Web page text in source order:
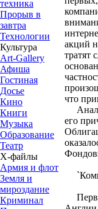
техника
Прорыв в
завтра
Технологии
Культура
Art-Gallery
Афиша
Гостиная
Досье
Кино
Книги
Музыка
Образование
Театр
Х-файлы
Армия и флот
Земля и
мироздание
Криминал
акций
тратят
что
его